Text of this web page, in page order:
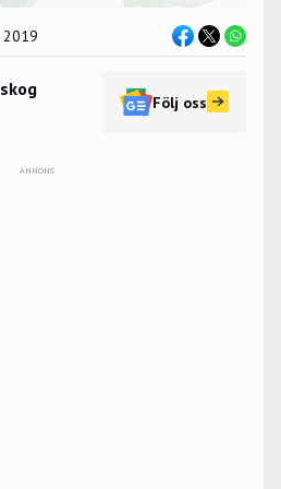
Följ oss
ANNONS